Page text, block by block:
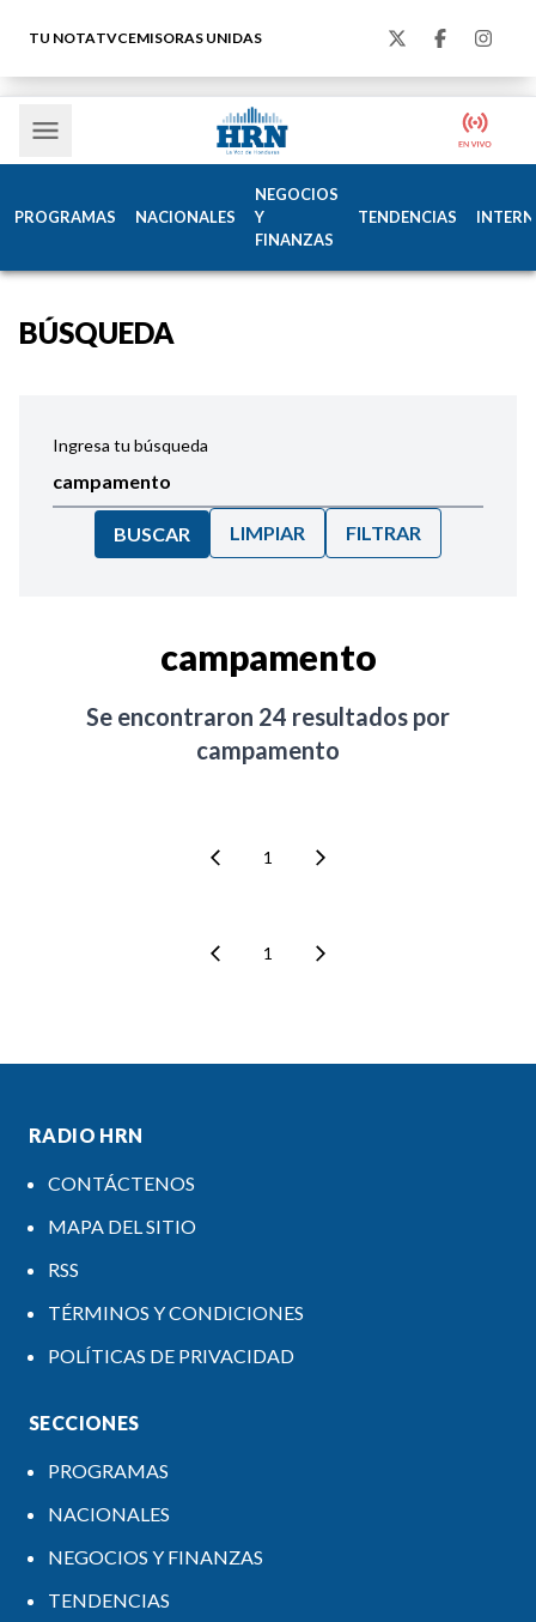
TU NOTATVCEMISORAS UNIDAS
PROGRAMAS NACIONALES
NEGOCIOS
Y
FINANZAS
TENDENCIAS
BÚSQUEDA
Ingresa tu búsqueda
BUSCAR LIMPIAR FILTRAR
campamento
Se encontraron 24 resultados por
campamento
1
1
RADIO HRN
CONTÁCTENOS
MAPA DEL SITIO
RSS
TÉRMINOS Y CONDICIONES
POLÍTICAS DE PRIVACIDAD
SECCIONES
PROGRAMAS
NACIONALES
NEGOCIOS Y FINANZAS
TENDENCIAS